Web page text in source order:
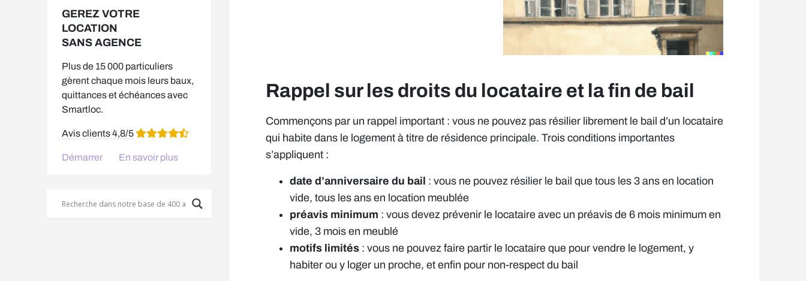
GEREZ VOTRE
LOCATION
SANS AGENCE
Plus de 15 000 particuliers
gèrent chaque mois leurs baux,
quittances et échéances avec
Smartloc.
Avis clients 4,8/5
Démarrer En savoir plus
Rappel sur les droits du locataire et la fin de bail
Commençons par un rappel important : vous ne pouvez pas résilier librement le bail d’un locataire
qui habite dans le logement à titre de résidence principale. Trois conditions importantes
s’appliquent :
date d’anniversaire du bail : vous ne pouvez résilier le bail que tous les 3 ans en location
vide, tous les ans en location meublée
préavis minimum : vous devez prévenir le locataire avec un préavis de 6 mois minimum en
vide, 3 mois en meublé
motifs limités: vous ne pouvez faire partir le locataire que pour vendre le logement, y
habiter ou y loger un proche, et enfin pour non-respect du bail